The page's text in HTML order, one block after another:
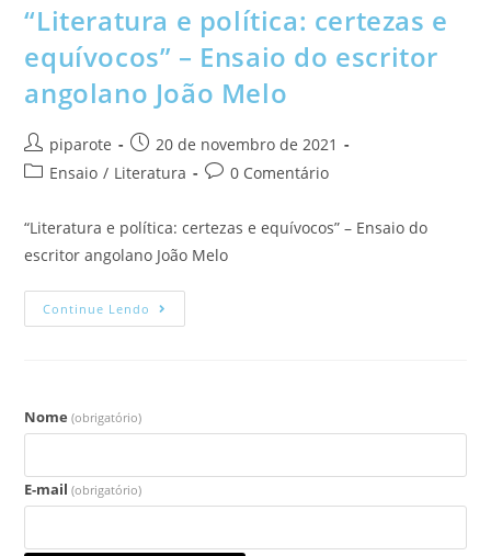
“Literatura e política: certezas e
equívocos” – Ensaio do escritor
angolano João Melo
piparote
20 de novembro de 2021
Ensaio / Literatura 0 Comentário
“Literatura e política: certezas e equívocos” – Ensaio do
escritor angolano João Melo
Continue Lendo
Nome (obrigatório)
E-mail (obrigatório)